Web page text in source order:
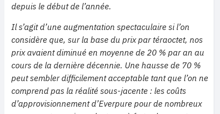
depuis le début de l’année.
Il s’agit d’une augmentation spectaculaire si l’on
considère que, sur la base du prix par téraoctet, nos
prix avaient diminué en moyenne de 20 % par an au
cours de la dernière décennie. Une hausse de 70 %
peut sembler difficilement acceptable tant que l’on ne
comprend pas la réalité sous-jacente : les coûts
d’approvisionnement d’Everpure pour de nombreux